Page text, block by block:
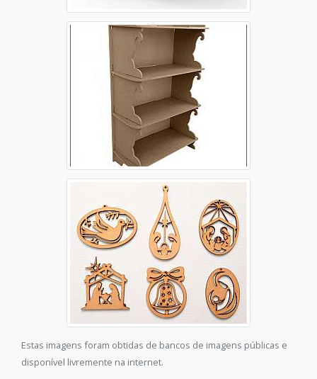
Estas imagens foram obtidas de bancos de imagens públicas e
disponível livremente na internet.